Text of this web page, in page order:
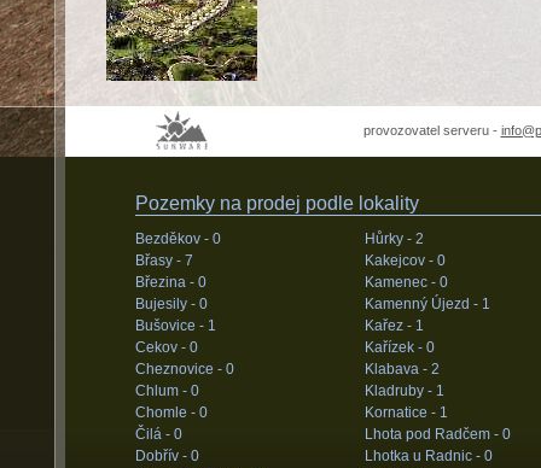
provozovatel serveru -
Pozemky na prodej podle lokality
Bezděkov - 0
Břasy - 7
Březina - 0
Bujesily - 0
Bušovice - 1
Cekov - 0
Cheznovice - 0
Chlum - 0
Chomle - 0
Čilá - 0
Dobřív - 0
Hůrky - 2
Kakejcov - 0
Kamenec - 0
Kamenný Újezd - 1
Kařez - 1
Kařízek - 0
Klabava - 2
Kladruby - 1
Kornatice - 1
Lhota pod Radčem - 0
Lhotka u Radnic - 0